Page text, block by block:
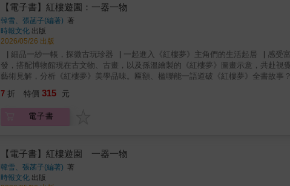
配詩人在所處事件當下有感而發的詩作，將詩人們精彩豐富的人生與詩作，以
優美不小心誘惑了你，希望大家看完《盛唐五人團》的詩作和生命故事之後，也能
詩人已經用盡全力示範給我們看了，而且，他們只示範這一次。」──趙啟麟本書特色★最完整動人的詩人故
楚的詩作解說 ★加深成人的詩詞感受名人推薦★各界打call推薦★凌性傑（作家）敏鎬的黑特事務所（《人生自古誰不廢》作者）陳茻（「與點
堂」創辦人）陳雋弘（詩人／高雄女中教師）楊子霈（作家／高雄女中國文科教
推薦【盛唐詩人組團出道】★專文推薦★宋怡慧（作家／丹鳳高中圖書館主任）：
詩人」，這是何其有幸的事。甚至，內心油然而湧的快意與喜悅，會讓你在詩人情
走進詩人喜怒哀樂的異想世界。 厭世國文老師（《戰鬥吧！成語》、《厭世國文
樣的作者，在教室外面的不遠處，像個親切的長輩一樣，仔細談論孟浩然、王維、
懂，更是難上加難。但是啟麟做到了。讀詩的人心中總有一份柔情，眼中自有一方
【電子書】紅樓遊園：一器一物
韓雪、張菡子(編著) 著
時報文化 出版
2026/05/26 出版
▕ 細品一紗一帳，探微古玩珍器▕ 一起進入《紅樓夢》主角們的生活起居▕ 感受
發，搭配博物館現在古文物、古畫，以及孫溫繪製的《紅樓夢》圖畫示意，共赴
藝術見解，分析《紅樓夢》美學品味。匾額、楹聯能一語道破《紅樓夢》全書故事
無不精心規劃，令初到大觀園的劉姥姥大開眼界。本書從《紅樓夢》建築園林的門
見當時工藝之精妙。曹雪芹透過空間物品的描寫，除可營造文意氣氛外，也讓讀
7 折 特價 315 元
電子書
【電子書】紅樓遊園 一器一物
韓雪、張菡子(編著) 著
時報文化 出版